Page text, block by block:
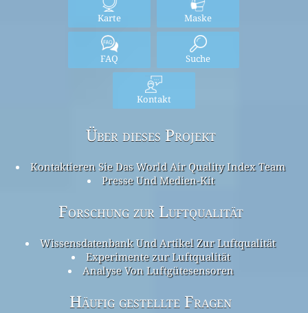
Karte Maske
FAQ Suche
Kontakt
Über dieses Projekt
Kontaktieren Sie Das World Air Quality Index Team
Presse Und Medien-Kit
Forschung zur Luftqualität
Wissensdatenbank Und Artikel Zur Luftqualität
Experimente zur Luftqualität
Analyse Von Luftgütesensoren
Häufig gestellte Fragen